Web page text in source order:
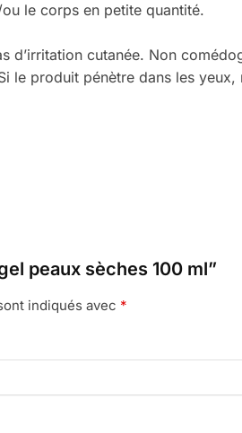
le corps en petite quantité.
d’irritation cutanée. Non
le produit pénètre dans les
peaux sèches 100 ml”
indiqués avec *